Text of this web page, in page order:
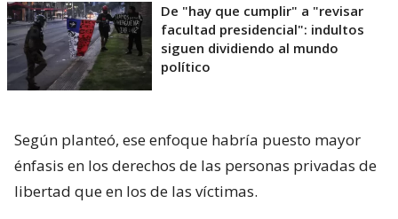
De "hay que cumplir" a "revisar
facultad presidencial": indultos
siguen dividiendo al mundo
político
Según planteó, ese enfoque habría puesto mayor
énfasis en los derechos de las personas privadas de
libertad que en los de las víctimas.